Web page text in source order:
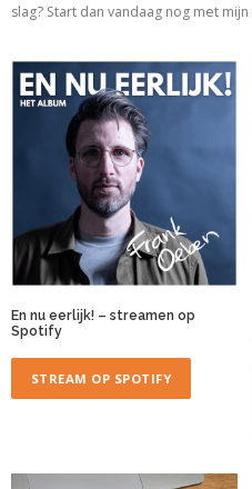
slag? Start dan vandaag nog met mijn
En nu eerlijk! – streamen op
Spotify
STREAM OP SPOTIFY